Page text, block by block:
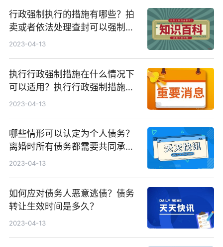
行政强制执行的措施有哪些？拍
卖或者依法处理查封可以强制执
行吗？
2023-04-13
执行行政强制措施在什么情况下
可以适用？执行行政强制措施需
要提供哪些材料？
2023-04-13
哪些情形可以认定为个人债务？
离婚时所有债务都需要共同承担
吗？
2023-04-13
如何应对债务人恶意逃债？债务
转让生效时间是多久？
2023-04-13